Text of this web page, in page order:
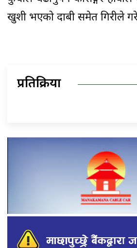
खुशी भएको दाबी समेत गिरीले
प्रतिक्रिया